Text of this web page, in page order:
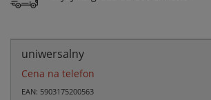
uniwersalny
Cena na telefon
EAN: 5903175200563